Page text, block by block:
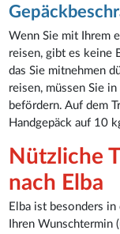
Wenn Sie mit Ihrem
reisen, gibt es keine
das Sie mitnehmen
reisen, müssen Sie
befördern. Auf dem
Handgepäck auf 10
Nützliche
nach Elba
Elba ist besonders
Ihren Wunschtermin